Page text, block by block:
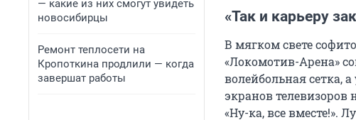
— какие из них смогут увидеть
новосибирцы
Ремонт теплосети на
Кропоткина продлили — когда
завершат работы
«Так и карьеру
В мягком свете
«Локомотив-Арена»
волейбольная сетка,
экранов
«Ну-ка, все вместе!».